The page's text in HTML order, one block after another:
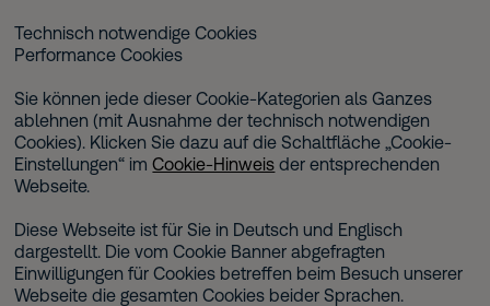
Technisch notwendige Cookies
Performance Cookies
Sie können jede dieser Cookie-Kategorien als Ganzes
ablehnen (mit Ausnahme der technisch notwendigen
Cookies). Klicken Sie dazu auf die Schaltfläche „Cookie-
Einstellungen“ imCookie-Hinweis der entsprechenden
Webseite.
Diese Webseite ist für Sie in Deutsch und Englisch
dargestellt. Die vom Cookie Banner abgefragten
Einwilligungen für Cookies betreffen beim Besuch unserer
Webseite die gesamten Cookies beider Sprachen.